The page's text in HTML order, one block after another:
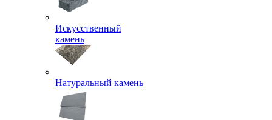
Искусственный
камень
Натуральный камень